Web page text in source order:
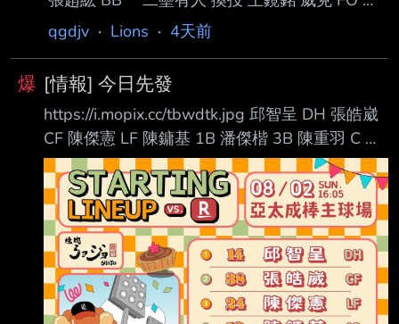
勛傑 FO --
qgdjv · Lions · 4天前
爆 [情報] 今日先發
https://i.mopix.cc/tbwdtk.jpg 邱智呈 DH 張皓崴
CF 陳傑憲 LF 陳鏞基 1B 潘傑楷 3B 陳重羽 C 李
丞齡 RF 陳聖平 SS 林靖凱 2B 林詔恩 P 就…打線
加油吧 --